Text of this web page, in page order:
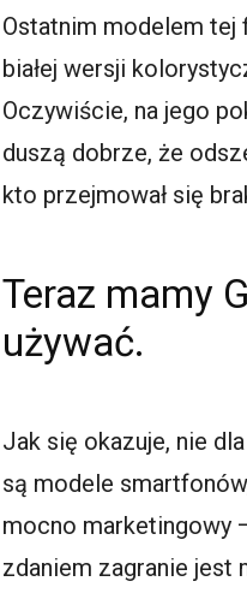
Ostatnim modelem tej
białej wersji
Oczywiście, na jego
duszą dobrze, że
kto przejmował się
Teraz mamy
używać.
Jak się okazuje, nie
są modele
mocno marketingowy
zdaniem zagranie jest